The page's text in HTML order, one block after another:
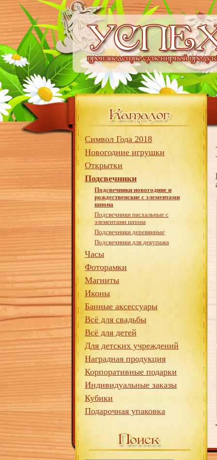
Символ Года 2018
Новогодние игрушки
Открытки
Подсвечники
Подсвечники новогодние и
рождественские с элементами
шпона
Подсвечники пасхальные с
элементами шпона
Подсвечники деревянные
Подсвечники для декупажа
Часы
Фоторамки
Магниты
Иконы
Банные аксессуары
Всё для свадьбы
Всё для детей
Для детских учреждений
Наградная продукция
Корпоративные подарки
Индивидуальные заказы
Кубики
Подарочная упаковка